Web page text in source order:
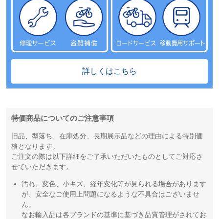
詳しくはこちら
特価商品についてのご注意事項
旧品、型落ち、在庫処分、長期展示品などの理由による特別価
格となります。
ご注文の際は以下詳細をご了承いただいたものとしてご対応さ
せていただきます。
汚れ、変色、小キズ、経年変化等が見られる場合があります
が、安全なご使用上問題になるような不具合はございませ
ん。
なお輸入品は各ブランドの基準に基づき品質管理がされてお